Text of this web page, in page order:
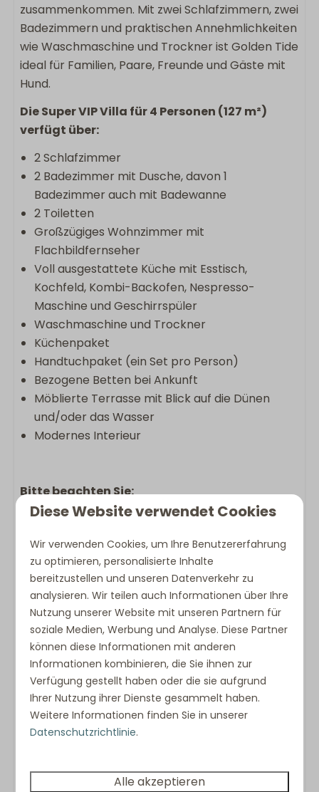
zusammenkommen. Mit zwei Schlafzimmern, zwei
Badezimmern und praktischen Annehmlichkeiten
wie Waschmaschine und Trockner ist Golden Tide
ideal für Familien, Paare, Freunde und Gäste mit
Hund.
Die Super VIP Villa für 4 Personen (127 m²)
verfügt über:
2 Schlafzimmer
2 Badezimmer mit Dusche, davon 1
Badezimmer auch mit Badewanne
2 Toiletten
Großzügiges Wohnzimmer mit
Flachbildfernseher
Voll ausgestattete Küche mit Esstisch,
Kochfeld, Kombi-Backofen, Nespresso-
Maschine und Geschirrspüler
Waschmaschine und Trockner
Küchenpaket
Handtuchpaket (ein Set pro Person)
Bezogene Betten bei Ankunft
Möblierte Terrasse mit Blick auf die Dünen
und/oder das Wasser
Modernes Interieur
Bitte beachten Sie:
Kein Parkplatz direkt an der Villa. Be und
Entladen ist möglich.
Die Villa verfügt über einen Pelletofen. Dieser
darf während Ihres Aufenthalts nicht genutzt
werden.
Abweichungen in Grundriss, Einrichtung,
Bildmaterial, Beschreibung und dargestellten
Grundrissen sind möglich.
verpassen sollten:
Diese Website verwendet Cookies
Wir verwenden Cookies, um Ihre Benutzererfahrung
zu optimieren, personalisierte Inhalte
bereitzustellen und unseren Datenverkehr zu
analysieren. Wir teilen auch Informationen über Ihre
Nutzung unserer Website mit unseren Partnern für
soziale Medien, Werbung und Analyse. Diese Partner
können diese Informationen mit anderen
Informationen kombinieren, die Sie ihnen zur
Verfügung gestellt haben oder die sie aufgrund
Ihrer Nutzung ihrer Dienste gesammelt haben.
Weitere Informationen finden Sie in unserer
Datenschutzrichtlinie.
Alle akzeptieren